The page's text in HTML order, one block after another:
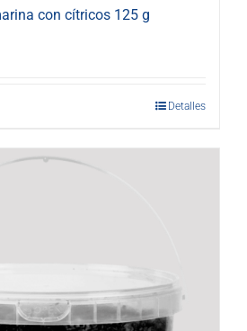
con cítricos 125 g
Detalles